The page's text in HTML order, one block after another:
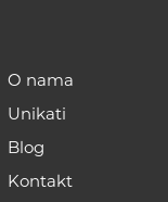
O nama
Unikati
Blog
Kontakt